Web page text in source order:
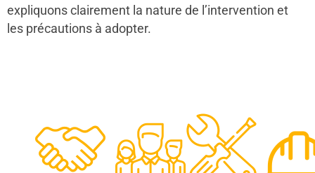
expliquons clairement la nature de l’intervention et
les précautions à adopter.
48
0
50